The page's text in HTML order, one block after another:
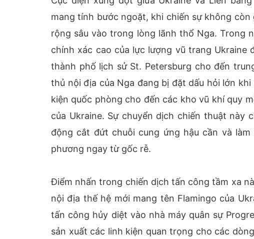
mang tính bước ngoặt, khi chiến sự không
rộng sâu vào trong lòng lãnh thổ Nga. Trong
chính xác cao của lực lượng vũ trang
thành phố lịch sử St. Petersburg cho đến
thủ nội địa của Nga đang bị đặt dấu hỏi lớn
kiện quốc phòng cho đến các kho vũ khí quy
của Ukraine. Sự chuyển dịch chiến thuật
động cắt đứt chuỗi cung ứng hậu cần và
phương ngay từ gốc rễ.
Điểm nhấn trong chiến dịch tấn công tầm xa
nội địa thế hệ mới mang tên Flamingo của
tấn công hủy diệt vào nhà máy quân sự
sản xuất các linh kiện quan trọng cho các